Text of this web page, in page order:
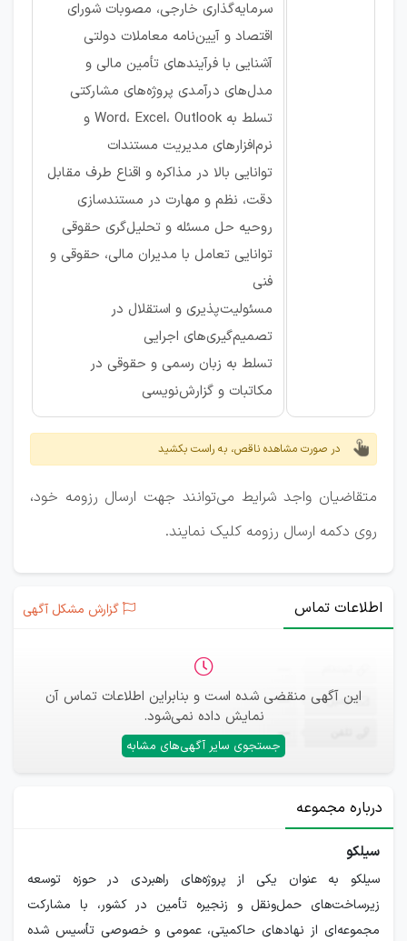
سرمایه‌گذاری خارجی، مصوبات شورای
اقتصاد و آیین‌نامه معاملات دولتی
آشنایی با فرآیندهای تأمین مالی و
مدل‌های درآمدی پروژه‌های مشارکتی
تسلط به Word، Excel، Outlook و
نرم‌افزارهای مدیریت مستندات
توانایی بالا در مذاکره و اقناع طرف مقابل
دقت، نظم و مهارت در مستندسازی
روحیه حل مسئله و تحلیل‌گری حقوقی
توانایی تعامل با مدیران مالی، حقوقی و
فنی
مسئولیت‌پذیری و استقلال در
تصمیم‌گیری‌های اجرایی
تسلط به زبان رسمی و حقوقی در
مکاتبات و گزارش‌نویسی
در صورت مشاهده ناقص، به راست بکشید
متقاضیان واجد شرایط می‌توانند جهت ارسال رزومه خود،
روی دکمه ارسال رزومه کلیک نمایند.
اطلاعات تماس گزارش مشکل آگهی
این آگهی منقضی شده است و بنابراین اطلاعات تماس آن
نمایش داده نمی‌شود.
جستجوی سایر آگهی‌های مشابه
ایمیل —
—
درباره مجموعه
سیلکو
سيلكو به عنوان یکی از پروژه‌های راهبردی در حوزه توسعه
زیرساخت‌های حمل‌ونقل و زنجیره تأمین در کشور، با مشارکت
مجموعه‌ای از نهادهای حاکمیتی، عمومی و خصوصی تأسیس شده